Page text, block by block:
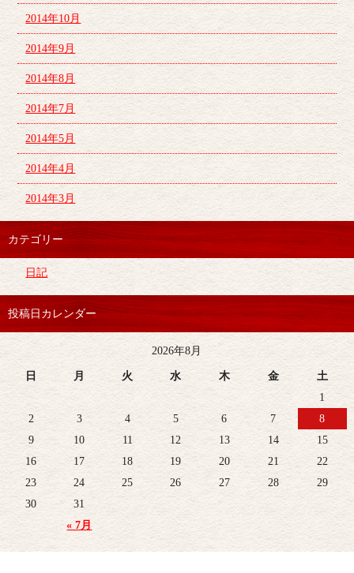
2014年10月
2014年9月
2014年8月
2014年7月
2014年5月
2014年4月
2014年3月
カテゴリー
日記
投稿日カレンダー
2026年8月
日 月 火 水 木 金 土
« 7月
1
2
3 4 5 6 7
8
9
10 11 12 13 14
15
16
17 18 19 20 21
22
23
24 25 26 27 28
29
30
31